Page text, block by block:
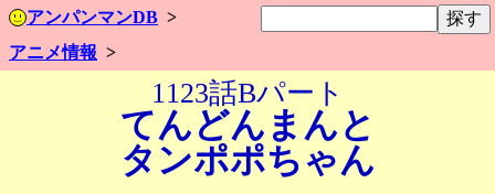
アンパンマンDB
アニメ情報
1123話Bパート
てんどんまんと
タンポポちゃん